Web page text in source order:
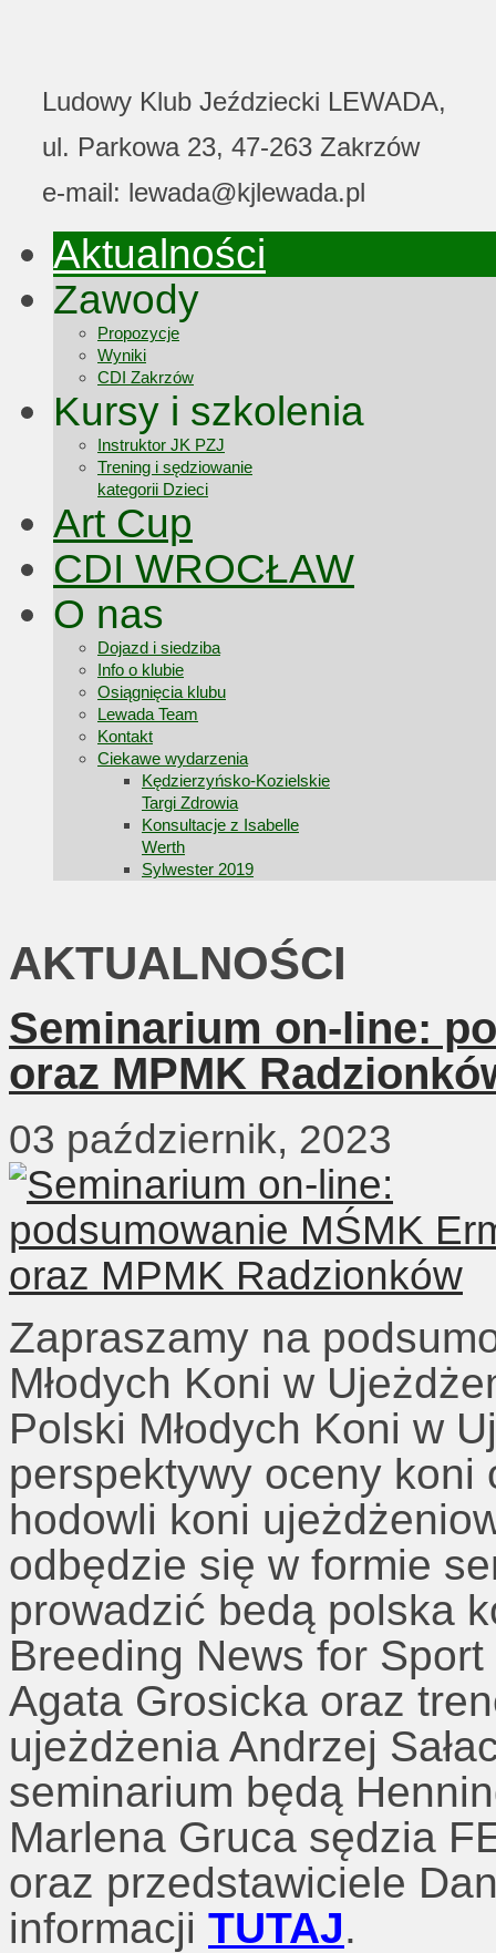
Ludowy Klub Jeździecki LEWADA,
ul. Parkowa 23, 47-263 Zakrzów
e-mail: lewada@kjlewada.pl
Aktualności
Zawody
Propozycje
Wyniki
CDI Zakrzów
Kursy i szkolenia
Instruktor JK PZJ
Trening i sędziowanie
kategorii Dzieci
Art Cup
CDI WROCŁAW
O nas
Dojazd i siedziba
Info o klubie
Osiągnięcia klubu
Lewada Team
Kontakt
Ciekawe wydarzenia
Kędzierzyńsko-Kozielskie
Targi Zdrowia
Konsultacje z Isabelle
Werth
Sylwester 2019
AKTUALNOŚCI
Seminarium on-line:
oraz MPMK
03 październik, 2023
Zapraszamy na
Młodych Koni w
Polski Młodych Koni w
perspektywy oceny koni
hodowli koni
odbędzie się w formie
prowadzić bedą polska
Breeding News for
Agata Grosicka oraz
ujeżdżenia Andrzej
seminarium będą
Marlena Gruca sędzia
oraz przedstawiciele
informacji TUTAJ.